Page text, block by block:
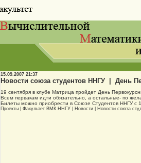
15.09.2007 21:37
Новости союза студентов ННГУ | День
19 сентября в клубе Матрица пройдет День
Всем первакам идти обязательно, а остальные- по
Билеты можно приобрести в Союзе Студентов ННГУ с
Проекты Факультет ВМК ННГУ Новости Новости союза